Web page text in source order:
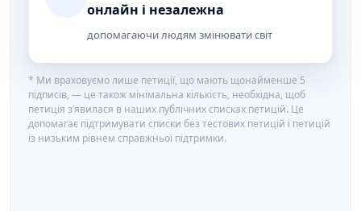
онлайн і незалежна
допомагаючи людям змінювати світ
* Ми враховуємо лише петиції, що мають щонайменше 5
підписів, — це також мінімальна кількість, необхідна, щоб
петиція з’явилася в наших публічних списках петицій. Це
допомагає підтримувати списки без тестових петицій і петицій
із низьким рівнем справжньої підтримки.